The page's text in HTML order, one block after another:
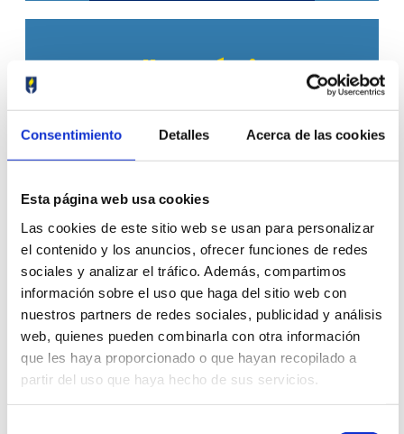
Consentimiento Detalles Acerca de las cookies
Esta página web usa cookies
Las cookies de este sitio web se usan para personalizar
el contenido y los anuncios, ofrecer funciones de redes
sociales y analizar el tráfico. Además, compartimos
información sobre el uso que haga del sitio web con
nuestros partners de redes sociales, publicidad y análisis
web, quienes pueden combinarla con otra información
que les haya proporcionado o que hayan recopilado a
partir del uso que haya hecho de sus servicios.
Desarrollo Artístico
En el centro Dolores Ramos
potenciamos el desarrollo artístico de
aumentar las habilidades sociales y